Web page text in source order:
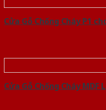
Cửa Gỗ Chống Cháy P1
Cửa Gỗ Chống Cháy MDF